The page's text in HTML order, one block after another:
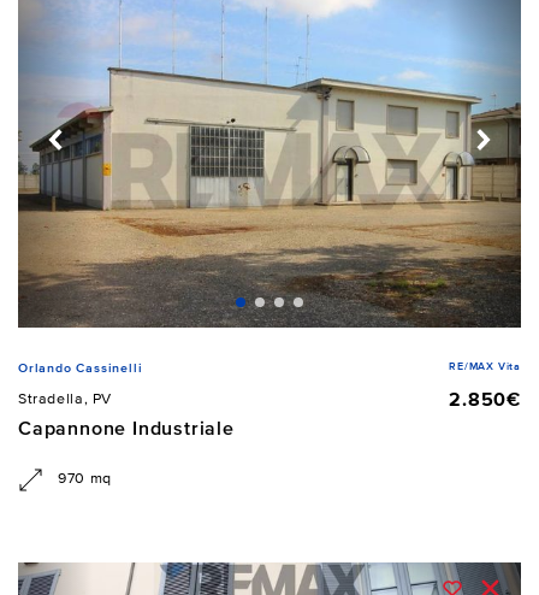
Orlando Cassinelli RE/MAX Vita
Stradella, PV
2.850€
Capannone Industriale
970 mq